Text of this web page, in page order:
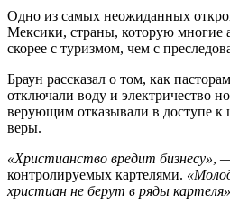
Одно из самых неожиданных
Мексики, страны, которую многие
скорее с туризмом, чем с
Браун рассказал о том, как
отключали воду и электричество
верующим отказывали в доступе к
веры.
«Христианство вредит бизнесу»,
контролируемых картелями.
христиан не берут в ряды